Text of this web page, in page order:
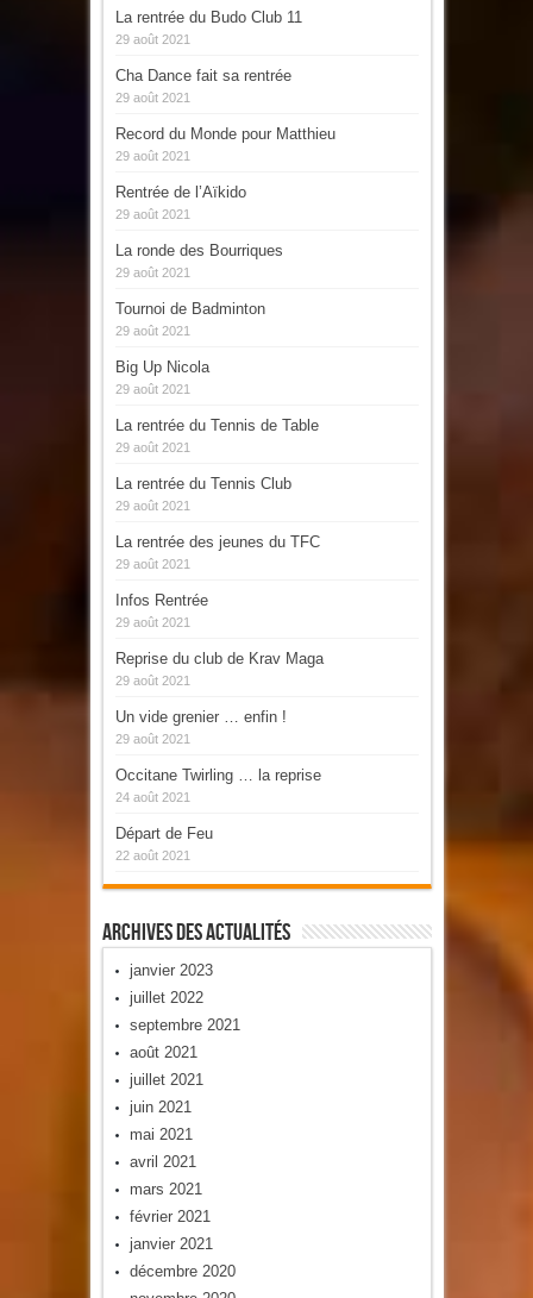
La rentrée du Budo Club 11
29 août 2021
Cha Dance fait sa rentrée
29 août 2021
Record du Monde pour Matthieu
29 août 2021
Rentrée de l’Aïkido
29 août 2021
La ronde des Bourriques
29 août 2021
Tournoi de Badminton
29 août 2021
Big Up Nicola
29 août 2021
La rentrée du Tennis de Table
29 août 2021
La rentrée du Tennis Club
29 août 2021
La rentrée des jeunes du TFC
29 août 2021
Infos Rentrée
29 août 2021
Reprise du club de Krav Maga
29 août 2021
Un vide grenier … enfin !
29 août 2021
Occitane Twirling … la reprise
24 août 2021
Départ de Feu
22 août 2021
Archives Des Actualités
janvier 2023
juillet 2022
septembre 2021
août 2021
juillet 2021
juin 2021
mai 2021
avril 2021
mars 2021
février 2021
janvier 2021
décembre 2020